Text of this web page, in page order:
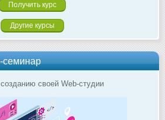
Другие курсы
семинар
своей Web-студии